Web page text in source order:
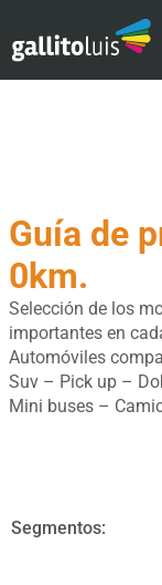
Guía de
0km.
Selección de los
importantes en
Automóviles
Suv – Pick up –
Mini buses –
Segmentos: